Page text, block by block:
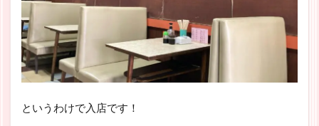
というわけで入店です！